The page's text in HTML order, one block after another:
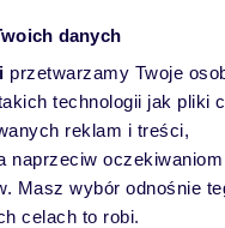
danych
przetwarzamy Twoje
technologii jak pliki
reklam i treści,
naprzeciw oczekiwaniom
Masz wybór odnośnie
celach to robi.
2 999